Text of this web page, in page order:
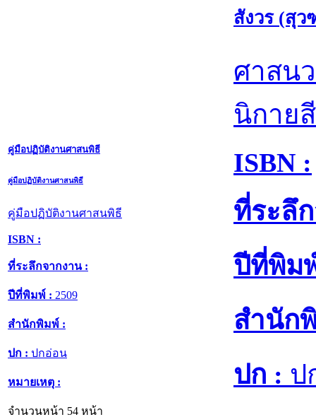
คู่มือปฏิบัติงานศาสนพิธี
คู่มือปฏิบัติงานศาสนพิธี
คู่มือปฏิบัติงานศาสนพิธี
ISBN :
ที่ระลึกจากงาน :
ปีที่พิมพ์ : 2509
สำนักพิมพ์ :
ปก : ปกอ่อน
หมายเหตุ :
จำนวนหน้า 54 หน้า
สังวร (สุ
ศาสน
นิกาย
ISBN :
ที่ระลึ
ปีที่พิม
สำนัก
ปก : ป